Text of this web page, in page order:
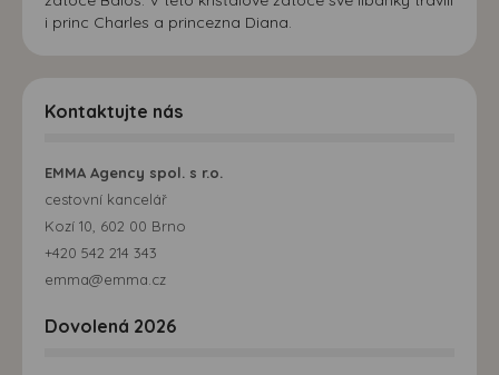
i princ Charles a princezna Diana.
Kontaktujte nás
EMMA Agency spol. s r.o.
cestovní kancelář
Kozí 10, 602 00 Brno
+420 542 214 343
emma@emma.cz
Dovolená 2026